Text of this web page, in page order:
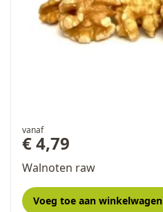
vanaf
€ 4,79
Walnoten raw
Voeg toe aan winkelwagen